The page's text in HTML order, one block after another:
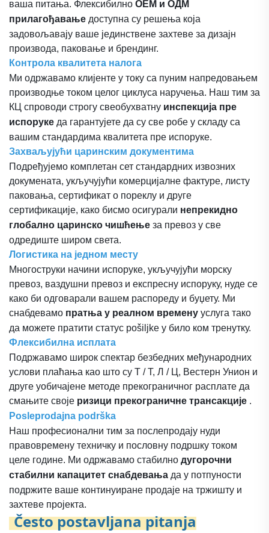
ваша питања. Флексибилно ОЕМ и ОДМ
прилагођавање доступна су решења која
задовољавају ваше јединствене захтеве за дизајн
производа, паковање и брендинг.
Контрола квалитета налога
Ми одржавамо клијенте у току са пуним напредовањем
производње током целог циклуса наручења. Наш тим за
КЦ спроводи строгу свеобухватну инспекција пре
испоруке да гарантујете да су све робе у складу са
вашим стандардима квалитета пре испоруке.
Захваљујући царинским документима
Подређујемо комплетан сет стандардних извозних
докумената, укључујући комерцијалне фактуре, листу
паковања, сертификат о пореклу и друге
сертификације, како бисмо осигурали непрекидно
глобално царинско чишћење за превоз у све
одредиште широм света.
Логистика на једном месту
Многоструки начини испоруке, укључујући морску
превоз, ваздушни превоз и експресну испоруку, нуде се
како би одговарали вашем распореду и буџету. Ми
снабдевамо пратња у реалном времену услуга тако
да можете пратити статус pošiljke у било ком тренутку.
Флексибилна исплата
Подржавамо широк спектар безбедних међународних
услови плаћања као што су Т / Т, Л / Ц, Вестерн Унион и
друге уобичајене методе прекограничног расплате да
смањите своје ризици прекограничне трансакције .
Posleprodajna podrška
Наш професионални тим за послепродају нуди
правовремену техничку и пословну подршку током
целе године. Ми одржавамо стабилно дугорочни
стабилни капацитет снабдевања да у потпуности
подржите ваше континуиране продаје на тржишту и
захтеве пројекта.
Često postavljana pitanja